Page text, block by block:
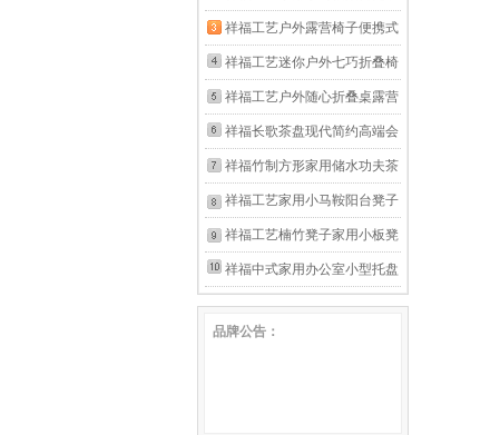
沙滩索伦森折叠椅 索伦森折
叠椅高款米白(胡桃色)
新中式换鞋凳客厅沙发矮凳餐
凳庭院板凳浴室凳 小马鞍
（胡桃色）
祥福工艺户外露营椅子便携式
凳子钓鱼椅马扎超轻野餐休闲
沙滩索伦森折叠椅 索伦森折
叠椅高款军绿(胡桃色)
祥福工艺迷你户外七巧折叠椅
便携式小马扎露营钓鱼凳子超
轻美术生野餐躺椅 七巧折叠
椅胡桃色单竹条座面
祥福工艺户外随心折叠桌露营
家用野餐便携沙滩钓鱼桌简约
阳台桌折叠餐桌 随心折叠桌
60（胡桃色）
祥福长歌茶盘现代简约高端会
客家用储水干泡台茶台托盘茶
海茶几 长歌茶盘中（栗色） 1
个
祥福竹制方形家用储水功夫茶
具家用小型简易干泡盘沥水茶
托盘茶盘 观山月四合一
730*410*80
祥福工艺家用小马鞍阳台凳子
新中式换鞋凳客厅沙发矮凳餐
凳庭院板凳浴室凳 乐芬沐浴
祥福工艺楠竹凳子家用小板凳
沙发凳网红客厅小凳子茶几凳
胡桃色
祥福中式家用办公室小型托盘
武夷楠竹直排式茶托简约茶台
新款茶具茶盘 梵静中号
品牌公告：